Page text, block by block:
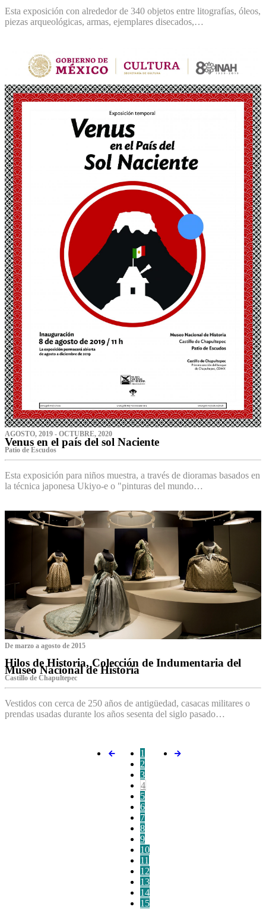
Esta exposición con alrededor de 340 objetos entre litografías, óleos,
piezas arqueológicas, armas, ejemplares disecados,…
AGOSTO, 2019 - OCTUBRE, 2020
Venus en el país del sol Naciente
P‌atio de Escudos
Esta exposición para niños muestra, a través de dioramas basados en
la técnica japonesa Ukiyo-e o "pinturas del mundo…
De marzo a agosto de 2015
Hilos de Historia, Colección de Indumentaria del
Museo Nacional de Historia
Castillo de Chapultepec
Vestidos con cerca de 250 años de antigüedad, casacas militares o
prendas usadas durante los años sesenta del siglo pasado…
1
2
3
4
5
6
7
8
9
10
11
12
13
14
15